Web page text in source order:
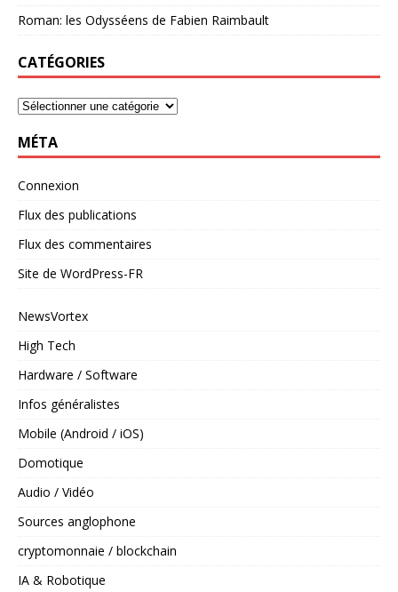
Roman: les Odysséens de Fabien Raimbault
CATÉGORIES
MÉTA
Connexion
Flux des publications
Flux des commentaires
Site de WordPress-FR
NewsVortex
High Tech
Hardware / Software
Infos généralistes
Mobile (Android / iOS)
Domotique
Audio / Vidéo
Sources anglophone
cryptomonnaie / blockchain
IA & Robotique